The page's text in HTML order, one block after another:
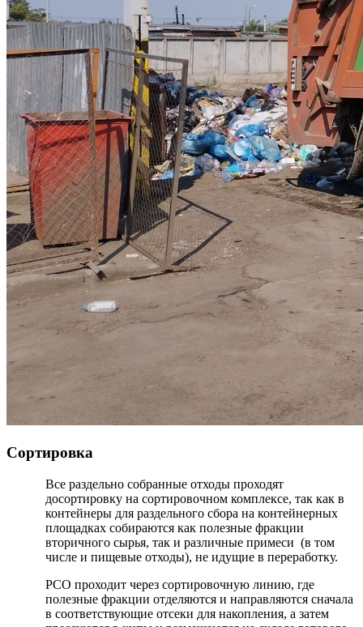
Сортировка
Все раздельно собранные отходы проходят
досортировку на сортировочном комплексе, так как в
контейнеры для раздельного сбора на контейнерных
площадках собираются как полезные фракции
вторичного сырья, так и различные примеси (в том
числе и пищевые отходы), не идущие в переработку.
РСО проходит через сортировочную линию, где
полезные фракции отделяются и направляются сначала
в соответствующие отсеки для накопления, а затем